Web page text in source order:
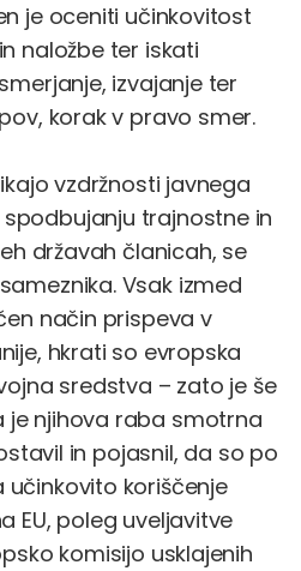
je oceniti učinkovitost
naložbe ter iskati
izvajanje ter
korak v pravo smer.
vzdržnosti javnega
trajnostne in
državah članicah, se
Vsak izmed
način prispeva v
hkrati so evropska
sredstva – zato je še
je njihova raba smotrna
in pojasnil, da so po
učinkovito koriščenje
EU, poleg uveljavitve
komisijo usklajenih